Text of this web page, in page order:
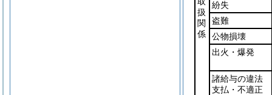
扱
関
係
紛失
盗難
公物損壊
出火・爆発
諸給与の違法
支払・不適正